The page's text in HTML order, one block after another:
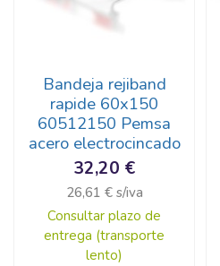
Bandeja rejiband
rapide 60x150
60512150 Pemsa
acero electrocincado
32,20 €
26,61 € s/iva
Consultar plazo de
entrega (transporte
lento)